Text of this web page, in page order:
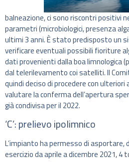
balneazione, ci sono riscontri positivi
parametri (microbiologici, presenza
ultimi 3 anni. È stato predisposto un
verificare eventuali possibili fioriture
dati provenienti dalla boa limnologica
dal telerilevamento coi satelliti. Il
quindi deciso di procedere con
valutare la conferma dell’apertura
già condivisa per il 2022.
‘C’: prelievo ipolimnico
L’impianto ha permesso di asportare,
esercizio da aprile a dicembre 2021, 4